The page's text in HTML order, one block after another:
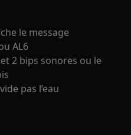
le message
AL6
2 bips sonores ou le
pas l’eau